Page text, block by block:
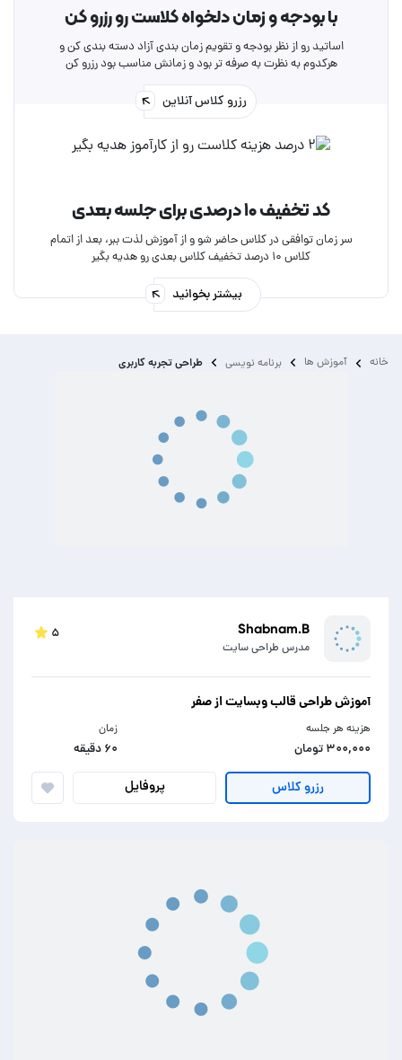
با بودجه و زمان دلخواه کلاست رو رزرو کن
اساتید رو از نظر بودجه و تقویم زمان بندی آزاد دسته بندی کن و
هرکدوم به نظرت به صرفه تر بود و زمانش مناسب بود رزرو کن
رزرو کلاس آنلاین
کد تخفیف ۱۰ درصدی برای جلسه بعدی
سر زمان توافقی در کلاس حاضر شو و از آموزش لذت ببر، بعد از اتمام
کلاس ۱۰ درصد تخفیف کلاس بعدی رو هدیه بگیر
بیشتر بخوانید
خانه آموزش ها برنامه نویسی طراحی تجربه کاربری
Shabnam.B
مدرس طراحی سایت
۵
آموزش طراحی قالب وبسایت از صفر
هزینه هر جلسه
۳۰۰,۰۰۰ تومان
زمان
۶۰ دقیقه
رزرو کلاس پروفایل